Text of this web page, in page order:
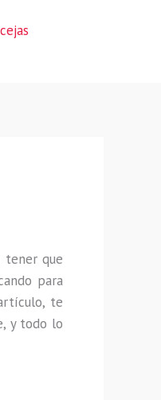
tener que
para
te
y todo lo